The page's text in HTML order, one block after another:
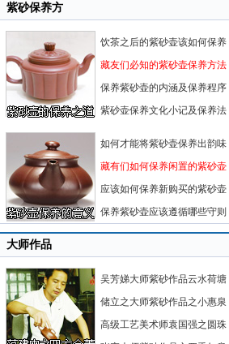
紫砂保养方
饮茶之后的紫砂壶该如何保养
藏友们必知的紫砂壶保养方法
保养紫砂壶的内涵及保养程序
紫砂壶保养文化小记及保养法
如何才能将紫砂壶保养出韵味
藏有们如何保养闲置的紫砂壶
应该如何保养新购买的紫砂壶
保养紫砂壶应该遵循哪些守则
大师作品
吴芳娣大师紫砂作品云水荷塘
储立之大师紫砂作品之小惠泉
高级工艺美术师袁国强之圆珠